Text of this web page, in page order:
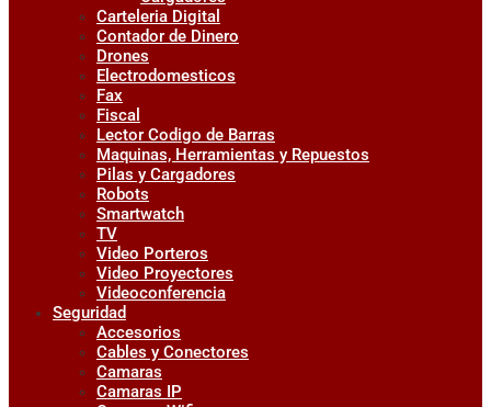
Carteleria Digital
Contador de Dinero
Drones
Electrodomesticos
Fax
Fiscal
Lector Codigo de Barras
Maquinas, Herramientas y Repuestos
Pilas y Cargadores
Robots
Smartwatch
TV
Video Porteros
Video Proyectores
Videoconferencia
Seguridad
Accesorios
Cables y Conectores
Camaras
Camaras IP